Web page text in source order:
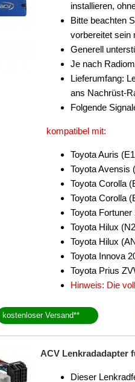
installieren,
Bitte beachten
vorbereitet sein
Generell
Je nach
Lieferumfang:
ans Nachrüst-
Folgende
kompatibel mit:
Toyota Auris
Toyota Avensis
Toyota Corolla
Toyota Corolla
Toyota Fortuner
Toyota Hilux
Toyota Hilux
Toyota Innova
Toyota Prius
Hinweis: Die
kostenloser Versand**
ACV Lenkradadapter
Dieser